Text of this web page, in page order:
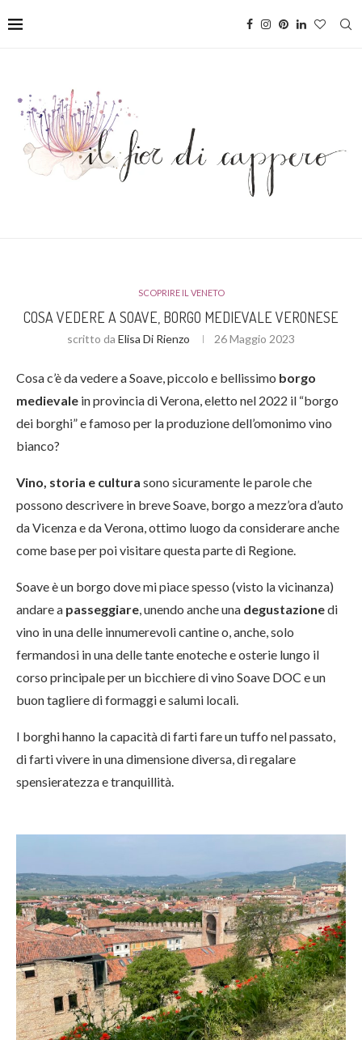
SCOPRIRE IL VENETO
COSA VEDERE A SOAVE, BORGO MEDIEVALE VERONESE
scritto da Elisa Di Rienzo 26 Maggio 2023
Cosa c’è da vedere a Soave, piccolo e bellissimo borgo
medievale in provincia di Verona, eletto nel 2022 il “borgo
dei borghi” e famoso per la produzione dell’omonimo vino
bianco?
Vino, storia e cultura sono sicuramente le parole che
possono descrivere in breve Soave, borgo a mezz’ora d’auto
da Vicenza e da Verona, ottimo luogo da considerare anche
come base per poi visitare questa parte di Regione.
Soave è un borgo dove mi piace spesso (visto la vicinanza)
andare a passeggiare , unendo anche una degustazionedi
vino in una delle innumerevoli cantine o, anche, solo
fermandosi in una delle tante enoteche e osterie lungo il
corso principale per un bicchiere di vino Soave DOC e un
buon tagliere di formaggi e salumi locali.
I borghi hanno la capacità di farti fare un tuffo nel passato,
di farti vivere in una dimensione diversa, di regalare
spensieratezza e tranquillità.